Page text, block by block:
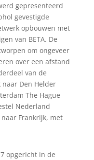
gepresenteerd
gevestigde
opbouwen met
van BETA. De
om ongeveer
over een afstand
van de
naar Den Helder
The Hague
Nederland
Frankrijk, met
opgericht in de